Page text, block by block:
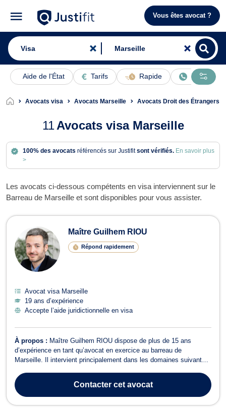
Vous êtes avocat ?
Aide de l'État Tarifs Rapide En ligne
Avocats visa Avocats Marseille Avocats Droit des Étrangers
11 Avocats visa Marseille
100% des avocats référencés sur Justifitsont vérifiés. En savoir plus
>
Les avocats ci-dessous compétents en visa interviennent sur le
Barreau de Marseille et sont disponibles pour vous assister.
Avocats en visa à Marseille
Maître Guilhem RIOU
Répond rapidement
Avocat visa Marseille
19 ans d’expérience
Accepte l’aide juridictionnelle en visa
À propos : Maître Guilhem RIOU dispose de plus de 15 ans
d’expérience en tant qu’avocat en exercice au barreau de
Marseille. Il intervient principalement dans les domaines suivants :
d’accident, d’agression, d’erreur médicale et réparation du
dommage corporel et maté...
Contactercet avocat